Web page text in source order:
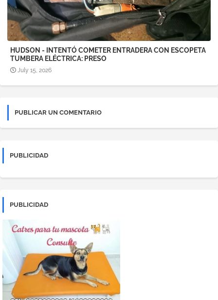
HUDSON - INTENTÓ COMETER ENTRADERA CON ESCOPETA
TUMBERA ELÉCTRICA: PRESO
July 15, 2026
PUBLICAR UN COMENTARIO
PUBLICIDAD
PUBLICIDAD